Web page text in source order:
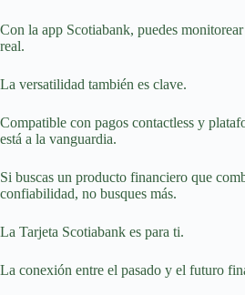
Con la app Scotiabank, puedes
real.
La versatilidad también es clave.
Compatible con pagos contactless y
está a la vanguardia.
Si buscas un producto financiero que
confiabilidad, no busques más.
La Tarjeta Scotiabank es para ti.
La conexión entre el pasado y el futuro